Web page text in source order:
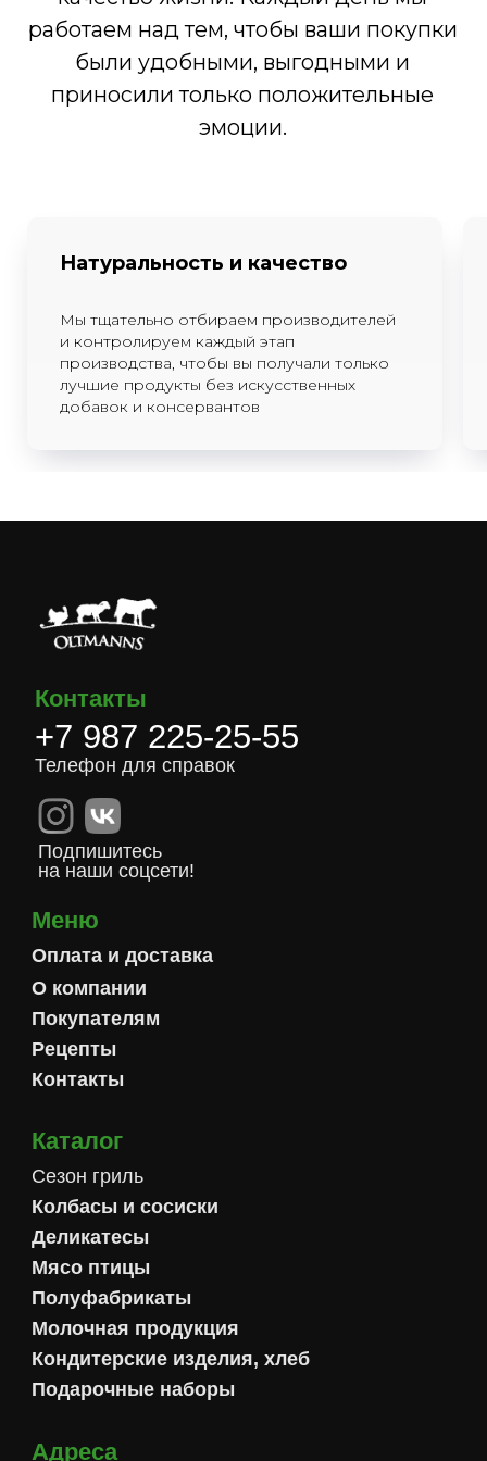
Натуральность и качество
Мы тщательно отбираем производителей
и контролируем каждый этап
производства, чтобы вы получали только
лучшие продукты без искусственных
добавок и консервантов
Согласие на обработку персональных данных